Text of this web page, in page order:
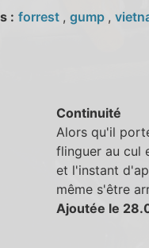
: forrest , gump ,
Continuité
Alors qu'il
flinguer au cul
et l'instant
même s'être
Ajoutée le